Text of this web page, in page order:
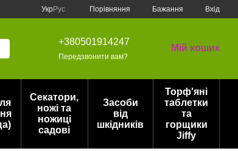
УкрРус Порівняння Бажання Вхід
+380501914247
Передзвонити вам?
Мій кошик
Секатори,
ножі та
ножиці
садові
Засоби
від
шкідників
Торф'яні
таблетки
та
горщики
Jiffy